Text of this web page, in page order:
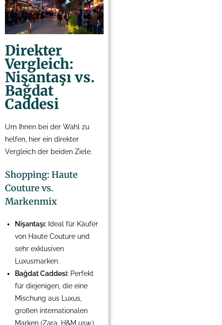
Direkter
Vergleich:
Nişantaşı vs.
Bağdat
Caddesi
Um Ihnen bei der Wahl zu
helfen, hier ein direkter
Vergleich der beiden Ziele.
Shopping: Haute
Couture vs.
Markenmix
Nişantaşı: Ideal für Käufer
von Haute Couture und
sehr exklusiven
Luxusmarken.
Bağdat Caddesi: Perfekt
für diejenigen, die eine
Mischung aus Luxus,
großen internationalen
Marken (Zara, H&M usw.)